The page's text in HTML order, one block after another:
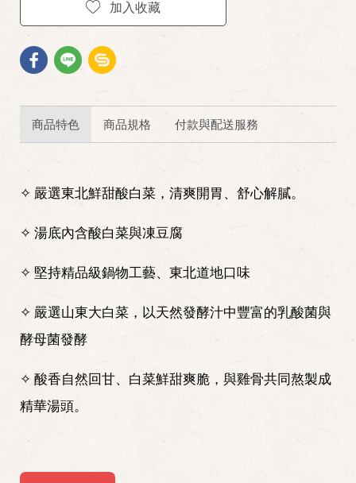
加入收藏
商品特色 商品規格 付款與配送服務
✧ 嚴選東北鮮甜酸白菜，清爽開胃、舒心解膩。
✧ 湯底內含酸白菜與凍豆腐
✧ 堅持精品級鍋物工藝、東北道地口味
✧ 嚴選山東大白菜，以天然發酵汁中豐富的乳酸菌與
酵母菌發酵
✧ 酸香自然回甘、白菜鮮甜爽脆，與雞骨共同熬製成
精華湯頭。